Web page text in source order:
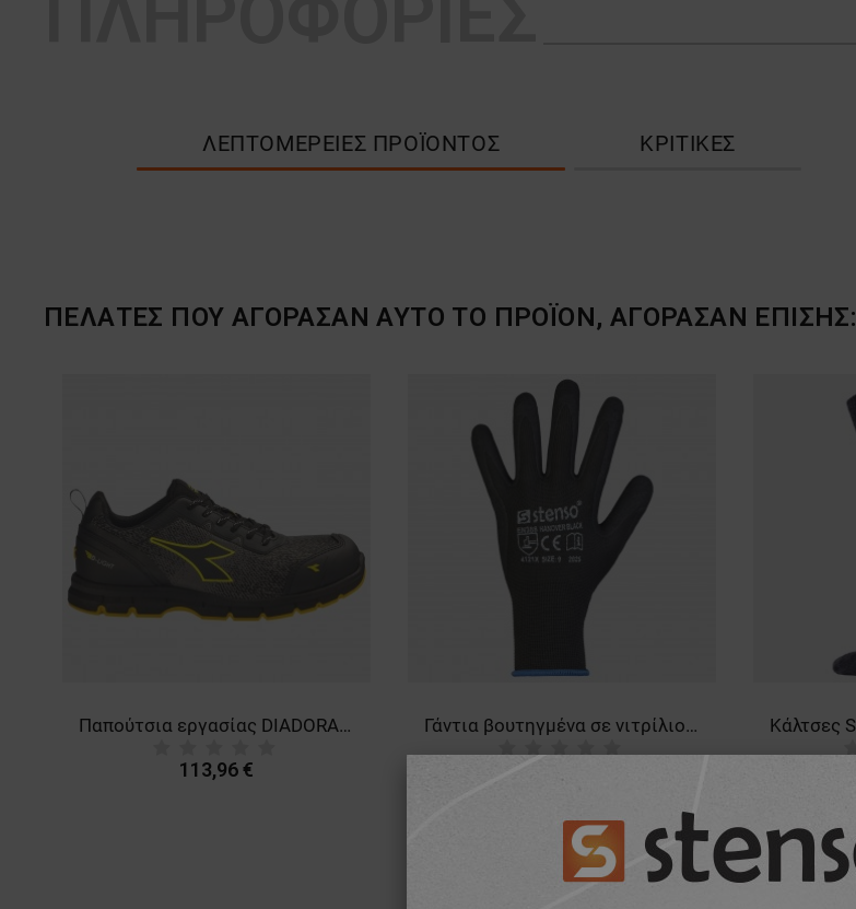
ΛΕΠΤΟΜΈΡΕΙΕΣ ΠΡΟΪΌΝΤΟΣ ΚΡΙΤΙΚΈΣ
ΠΕΛΆΤΕΣ ΠΟΥ ΑΓΌΡΑΣΑΝ ΑΥΤΌ ΤΟ ΠΡΟΪΌΝ, ΑΓΌΡΑΣΑΝ ΕΠΊΣΗΣ:
Παπούτσια εργασίας DIADORA RUN ATOM EVO LOW S3S SC FO SR ESD GREY/BLACK
113,96 €
Γάντια βουτηγμένα σε νιτρίλιο HANOVER BLACK